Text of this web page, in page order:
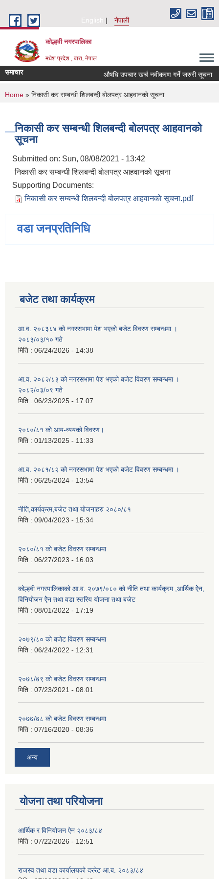
English
नेपाली
कोल्हवी नगरपालिका
मधेश प्रदेश , बारा, नेपाल
समाचार औषधि उपचार खर्च नवीकरण गर्ने जरुरी सूचना
You are here
Home » निकासी कर सम्बन्धी शिलबन्दी बोलपत्र आहवानकाे सूचना
निकासी कर सम्बन्धी शिलबन्दी बोलपत्र आहवानकाे
सूचना
Submitted on: Sun, 08/08/2021 - 13:42
निकासी कर सम्बन्धी शिलबन्दी बोलपत्र आहवानकाे सूचना
Supporting Documents:
निकासी कर सम्बन्धी शिलबन्दी बोलपत्र आहवानकाे सूचना.pdf
वडा जनप्रतिनिधि
बजेट तथा कार्यक्रम
आ.व. २०८३८४ को नगरसभामा पेश भएको बजेट विवरण सम्बन्धमा ।
२०८३/०३/१० गते
मिति : 06/24/2026 - 14:38
आ.व. २०८२/८३ को नगरसभामा पेश भएको बजेट विवरण सम्बन्धमा ।
२०८२/०३/०९ गते
मिति : 06/23/2025 - 17:07
२०८०/८१ को आय-व्ययको विवरण।
मिति : 01/13/2025 - 11:33
आ.व. २०८१/८२ को नगरसभामा पेश भएको बजेट विवरण सम्बन्धमा ।
मिति : 06/25/2024 - 13:54
नीति,कार्यक्रम,बजेट तथा योजनाहरु २०८०/८१
मिति : 09/04/2023 - 15:34
२०८०/८१ को बजेट विवरण सम्बन्धमा
मिति : 06/27/2023 - 16:03
कोल्हवी नगरपालिकाको आ.व. २०७९/०८० को नीति तथा कार्यक्रम ,आर्थिक ऐेन,
विनियोजन ऐेन तथा वडा स्तरिय योजना तथा बजेट
मिति : 08/01/2022 - 17:19
२०७९/८० को बजेट विवरण सम्बन्धमा
मिति : 06/24/2022 - 12:31
२०७८/७९ को बजेट विवरण सम्बन्धमा
मिति : 07/23/2021 - 08:01
२०७७/७८ को बजेट विवरण सम्बन्धमा
मिति : 07/16/2020 - 08:36
अन्य
योजना तथा परियोजना
आर्थिक र विनियोजन ऐन २०८३/८४
मिति : 07/22/2026 - 12:51
राजस्व तथा वडा कार्यालयको दररेट आ.ब. २०८३/८४